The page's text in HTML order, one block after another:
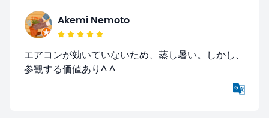
Akemi Nemoto
エアコンが効いていないため、蒸し暑い。しかし、
参観する価値あり^ ^